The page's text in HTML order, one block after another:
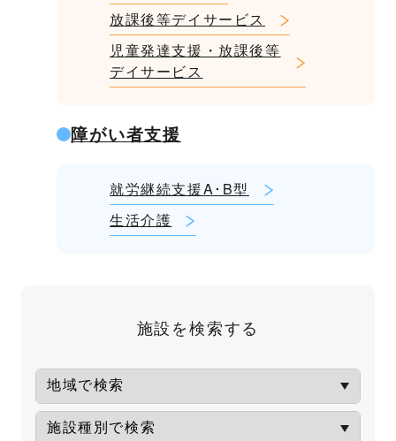
放課後等デイサービス
児童発達支援・放課後等
デイサービス
障がい者支援
就労継続支援A･B型
生活介護
施設を検索する